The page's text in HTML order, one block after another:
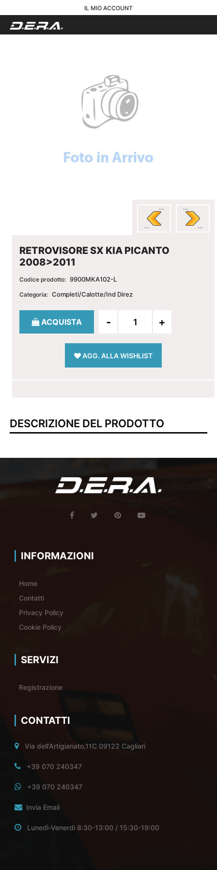
IL MIO ACCOUNT
RETROVISORE SX KIA PICANTO
2008>2011
Codice prodotto: 9900MKA102-L
Categoria: Completi/Calotte/Ind Direz
Quantità
ACQUISTA
AGG. ALLA WISHLIST
DESCRIZIONE DEL PRODOTTO
INFORMAZIONI
Home
Contatti
Privacy Policy
Cookie Policy
SERVIZI
Registrazione
CONTATTI
Via dell'Artigianato,11C 09122 Cagliari
+39 070 240347
+39 070 240347
Invia Email
Lunedì-Venerdì 8:30-13:00 / 15:30-19:00